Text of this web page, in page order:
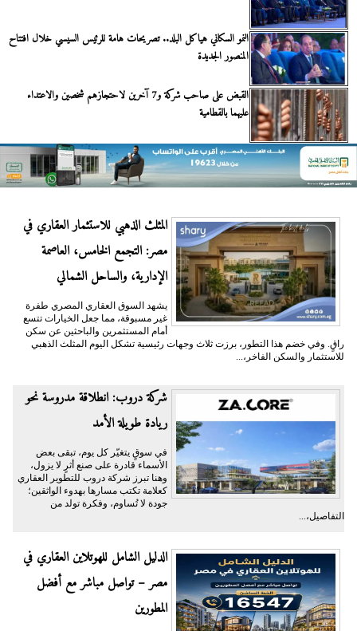
النمو السكاني هياكل البلد.. تصريحات هامة للرئيس السيسي خلال افتتاح
المنصور الجديدة
القبض على صاحب شركة و7 آخرين لاحتجازهم شخصين والاعتداء
عليهما بالقطامية
المثلث الذهبي للاستثمار العقاري في
مصر: التجمع الخامس، العاصمة
الإدارية، والساحل الشمالي
يشهد السوق العقاري المصري طفرة
غير مسبوقة، مما جعل الخيارات تتسع
أمام المستثمرين والباحثين عن سكن
راقٍ. وفي خضم هذا التطور، برزت ثلاث وجهات رئيسية تشكل اليوم المثلث الذهبي
للاستثمار والسكن الفاخر،...
شركة دروب: انطلاقة مدروسة نحو
ريادة طويلة الأمد
في سوقٍ يتغيّر كل يوم، تبقى بعض
الأسماء قادرة على صنع أثرٍ لا يزول،
وهنا تبرز شركة دروب للتطوير العقاري
كعلامة تكتب مسارها بهدوء الواثقين؛
جودة لا تُساوم، وفكرة تولد من
التفاصيل،...
الدليل الشامل للهوتلاين العقاري في
مصر – تواصل مباشر مع أفضل
المطورين